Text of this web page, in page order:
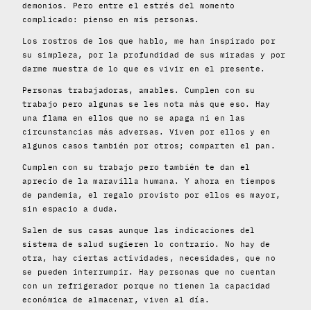
demonios. Pero entre el estrés del momento
complicado: pienso en mis personas.
Los rostros de los que hablo, me han inspirado por
su simpleza, por la profundidad de sus miradas y por
darme muestra de lo que es vivir en el presente.
Personas trabajadoras, amables. Cumplen con su
trabajo pero algunas se les nota más que eso. Hay
una flama en ellos que no se apaga ni en las
circunstancias más adversas. Viven por ellos y en
algunos casos también por otros; comparten el pan.
Cumplen con su trabajo pero también te dan el
aprecio de la maravilla humana. Y ahora en tiempos
de pandemia, el regalo provisto por ellos es mayor,
sin espacio a duda.
Salen de sus casas aunque las indicaciones del
sistema de salud sugieren lo contrario. No hay de
otra, hay ciertas actividades, necesidades, que no
se pueden interrumpir. Hay personas que no cuentan
con un refrigerador porque no tienen la capacidad
económica de almacenar, viven al día.